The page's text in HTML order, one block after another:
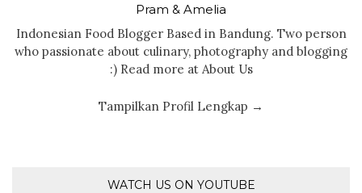
Pram & Amelia
Indonesian Food Blogger Based in Bandung. Two person
who passionate about culinary, photography and blogging
:) Read more at About Us
Tampilkan Profil Lengkap →
WATCH US ON YOUTUBE